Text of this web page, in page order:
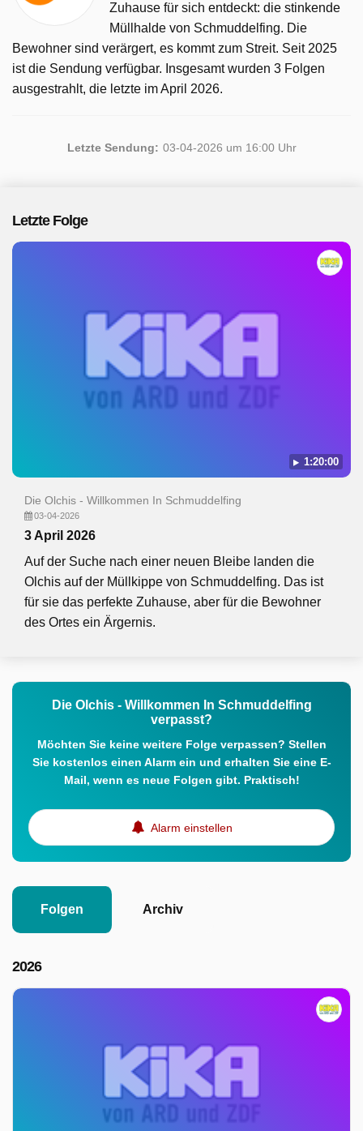
Zuhause für sich entdeckt: die stinkende
Müllhalde von Schmuddelfing. Die
Bewohner sind verärgert, es kommt zum Streit. Seit 2025
ist die Sendung verfügbar. Insgesamt wurden 3 Folgen
ausgestrahlt, die letzte im April 2026.
Letzte Sendung: 03-04-2026 um 16:00 Uhr
Letzte Folge
1:20:00
Die Olchis - Willkommen In Schmuddelfing
03-04-2026
3 April 2026
Auf der Suche nach einer neuen Bleibe landen die
Olchis auf der Müllkippe von Schmuddelfing. Das ist
für sie das perfekte Zuhause, aber für die Bewohner
des Ortes ein Ärgernis.
Die Olchis - Willkommen In Schmuddelfing
verpasst?
Möchten Sie keine weitere Folge verpassen? Stellen
Sie kostenlos einen Alarm ein und erhalten Sie eine E-
Mail, wenn es neue Folgen gibt. Praktisch!
Alarm einstellen
Folgen Archiv
2026